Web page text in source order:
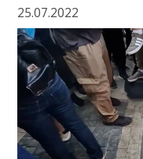
25.07.2022